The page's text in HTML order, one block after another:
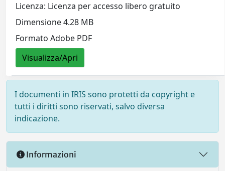
Licenza: Licenza per accesso libero gratuito
Dimensione 4.28 MB
Formato Adobe PDF
Visualizza/Apri
I documenti in IRIS sono protetti da copyright e
tutti i diritti sono riservati, salvo diversa
indicazione.
Informazioni